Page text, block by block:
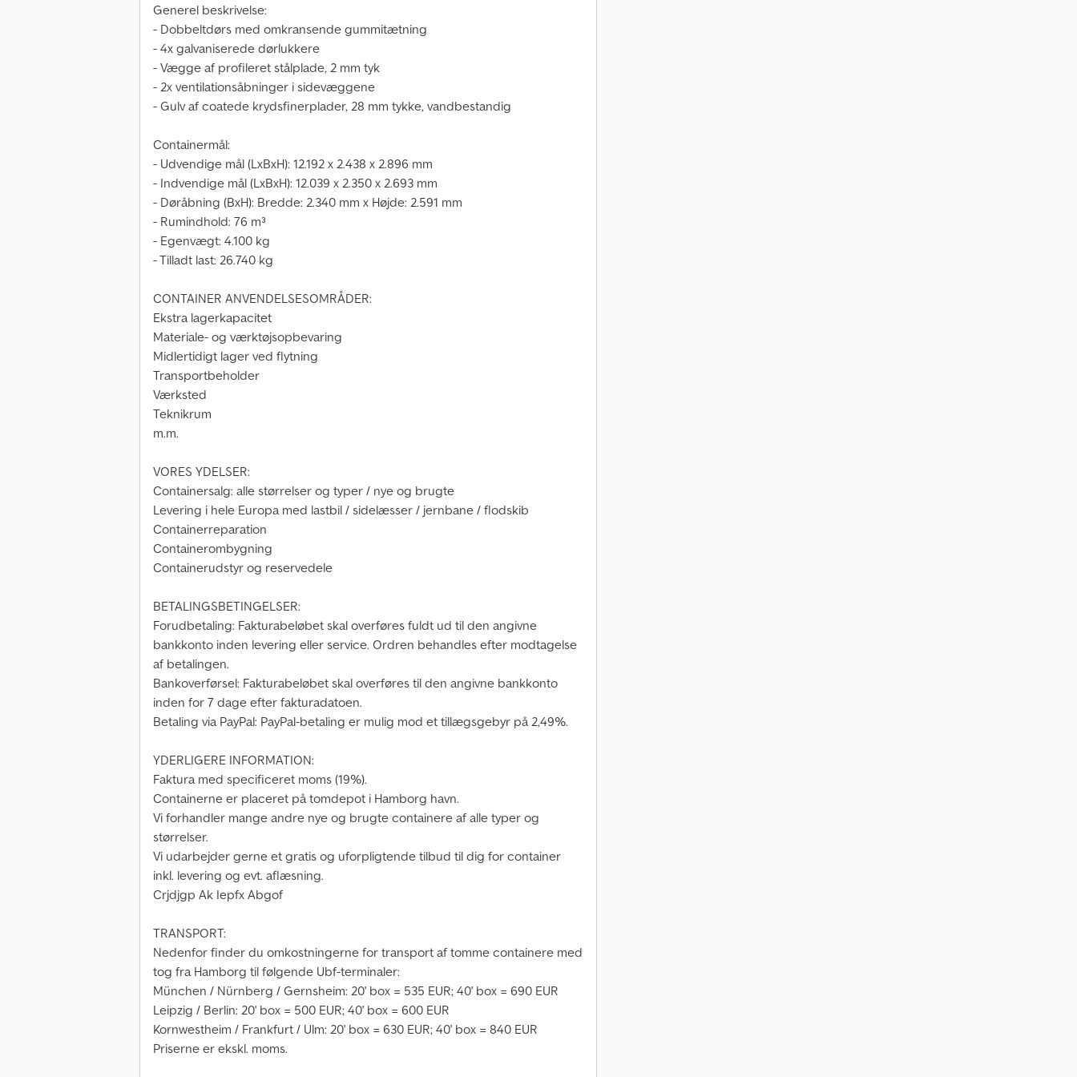
Generel beskrivelse:
- Dobbeltdørs med omkransende gummitætning
- 4x galvaniserede dørlukkere
- Vægge af profileret stålplade, 2 mm tyk
- 2x ventilationsåbninger i sidevæggene
- Gulv af coatede krydsfinerplader, 28 mm tykke, vandbestandig
Containermål:
- Udvendige mål (LxBxH): 12.192 x 2.438 x 2.896 mm
- Indvendige mål (LxBxH): 12.039 x 2.350 x 2.693 mm
- Døråbning (BxH): Bredde: 2.340 mm x Højde: 2.591 mm
- Rumindhold: 76 m³
- Egenvægt: 4.100 kg
- Tilladt last: 26.740 kg
CONTAINER ANVENDELSESOMRÅDER:
Ekstra lagerkapacitet
Materiale- og værktøjsopbevaring
Midlertidigt lager ved flytning
Transportbeholder
Værksted
Teknikrum
m.m.
VORES YDELSER:
Containersalg: alle størrelser og typer / nye og brugte
Levering i hele Europa med lastbil / sidelæsser / jernbane / flodskib
Containerreparation
Containerombygning
Containerudstyr og reservedele
BETALINGSBETINGELSER:
Forudbetaling: Fakturabeløbet skal overføres fuldt ud til den angivne
bankkonto inden levering eller service. Ordren behandles efter modtagelse
af betalingen.
Bankoverførsel: Fakturabeløbet skal overføres til den angivne bankkonto
inden for 7 dage efter fakturadatoen.
Betaling via PayPal: PayPal-betaling er mulig mod et tillægsgebyr på 2,49%.
YDERLIGERE INFORMATION:
Faktura med specificeret moms (19%).
Containerne er placeret på tomdepot i Hamborg havn.
Vi forhandler mange andre nye og brugte containere af alle typer og
størrelser.
Vi udarbejder gerne et gratis og uforpligtende tilbud til dig for container
inkl. levering og evt. aflæsning.
Crjdjgp Ak Iepfx Abgof
TRANSPORT:
Nedenfor finder du omkostningerne for transport af tomme containere med
tog fra Hamborg til følgende Ubf-terminaler:
München / Nürnberg / Gernsheim: 20' box = 535 EUR; 40' box = 690 EUR
Leipzig / Berlin: 20' box = 500 EUR; 40' box = 600 EUR
Kornwestheim / Frankfurt / Ulm: 20' box = 630 EUR; 40' box = 840 EUR
Priserne er ekskl. moms.